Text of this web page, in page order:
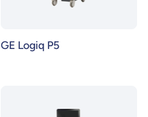
GE Logiq P5